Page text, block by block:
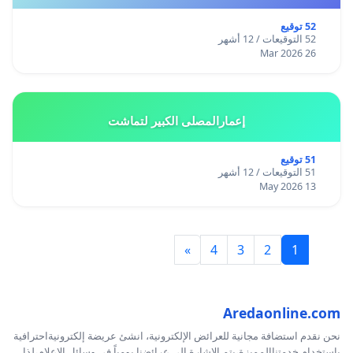
52 توقيع
52 التوقيعات / 12 أشهر
26 Mar 2026
إعمارالمصلى الكبير لتماشت
51 توقيع
51 التوقيعات / 12 أشهر
13 May 2026
1
2
3
4
»
Aredaonline.com
نحن نقدم استضافة مجانية للعرائض الإلكترونية، انشئ عريضة إلكترونيةاحترافية